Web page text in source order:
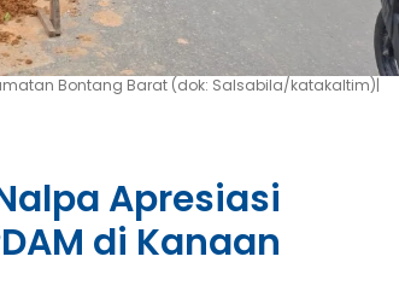
Bontang Barat (dok: Salsabila/katakaltim)|
Apresiasi
di Kanaan